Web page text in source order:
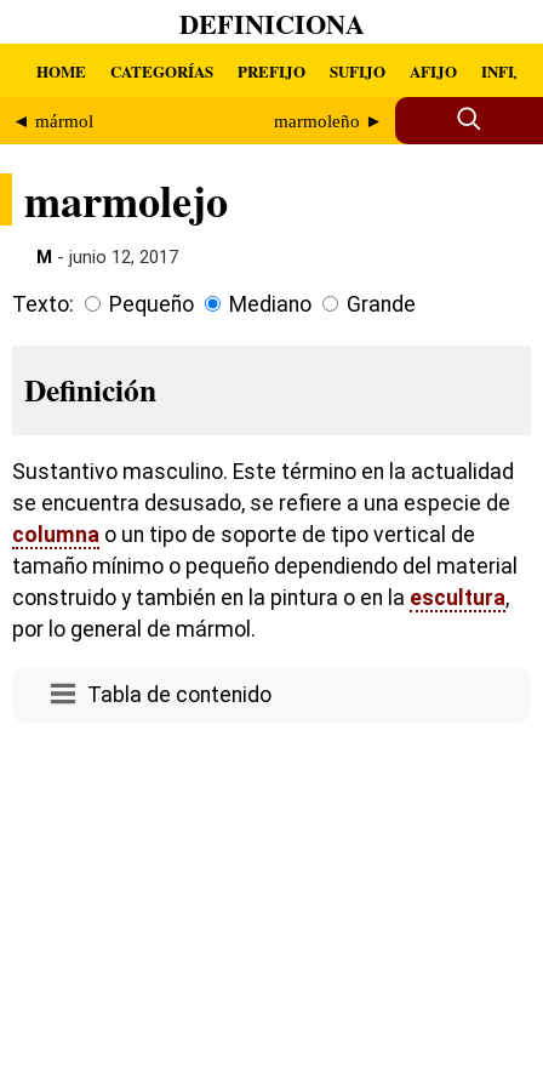
DEFINICIONA
HOME CATEGORÍAS PREFIJO SUFIJO AFIJO INFIJO
◄ mármol marmoleño ►
marmolejo
M - junio 12, 2017
Texto: Pequeño Mediano Grande
Definición
Sustantivo masculino. Este término en la actualidad
se encuentra desusado, se refiere a una especie de
columna o un tipo de soporte de tipo vertical de
tamaño mínimo o pequeño dependiendo del material
construido y también en la pintura o en la escultura,
por lo general de mármol.
Tabla de contenido